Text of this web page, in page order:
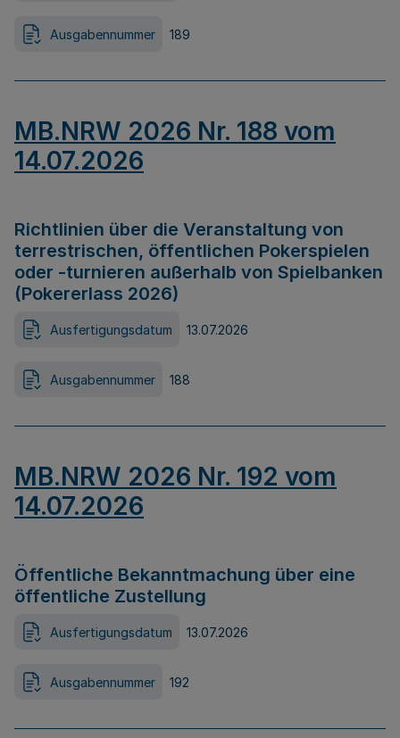
Ausgabennummer 189
MB.NRW 2026 Nr. 188 vom
14.07.2026
Richtlinien über die Veranstaltung von
terrestrischen, öffentlichen Pokerspielen
oder -turnieren außerhalb von Spielbanken
(Pokererlass 2026)
Ausfertigungsdatum 13.07.2026
Ausgabennummer 188
MB.NRW 2026 Nr. 192 vom
14.07.2026
Öffentliche Bekanntmachung über eine
öffentliche Zustellung
Ausfertigungsdatum 13.07.2026
Ausgabennummer 192